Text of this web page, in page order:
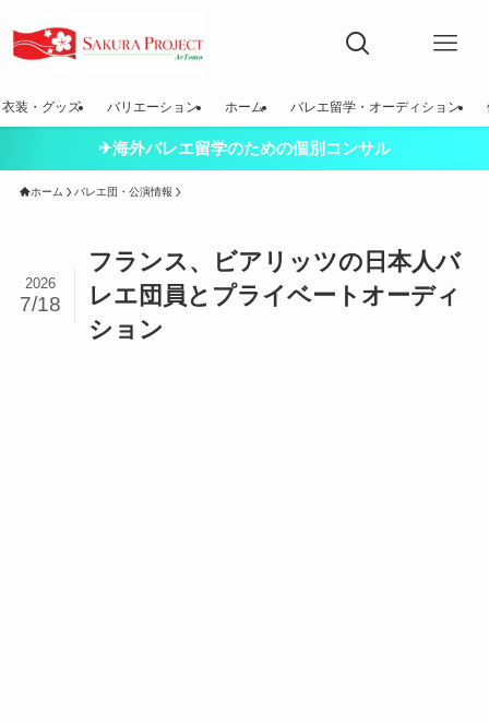
衣装・グッズ バリエーション ホーム バレエ留学・オーディション
✈海外バレエ留学のための個別コンサル
ホーム バレエ団・公演情報
フランス、ビアリッツの日本人バ
レエ団員とプライベートオーディ
ション
2026
7/18